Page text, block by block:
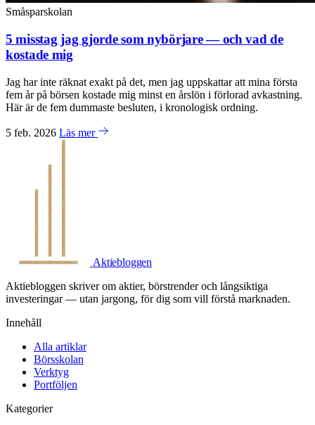
Småsparskolan
5 misstag jag gjorde som nybörjare — och vad de
kostade mig
Jag har inte räknat exakt på det, men jag uppskattar att mina första
fem år på börsen kostade mig minst en årslön i förlorad avkastning.
Här är de fem dummaste besluten, i kronologisk ordning.
5 feb. 2026 Läs mer
Aktiebloggen
Aktiebloggen skriver om aktier, börstrender och långsiktiga
investeringar — utan jargong, för dig som vill förstå marknaden.
Innehåll
Alla artiklar
Börsskolan
Verktyg
Portföljen
Kategorier